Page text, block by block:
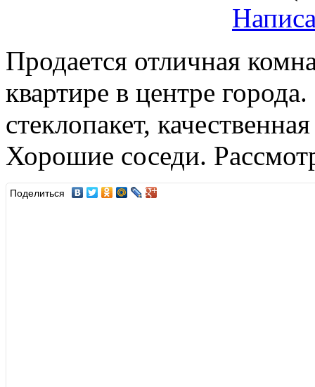
Продается отличная
квартире в центре
стеклопакет,
Хорошие соседи.
Поделиться